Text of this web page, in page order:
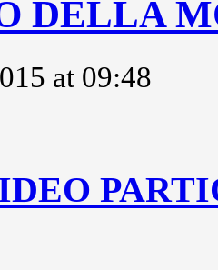
DELLA
at 09:48